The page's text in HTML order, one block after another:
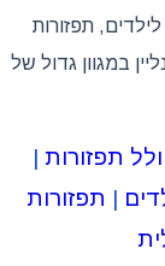
תפזורות
במגוון גדול של
תפזורות |
| תפזורות